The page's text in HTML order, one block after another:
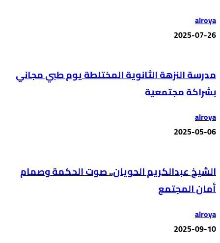
alroya
2025-07-26
مدرسة النزهة الثانوية المختلطة يوم طبي مجاني
بشراكة مجتمعية
alroya
2025-05-06
الشيخ عبدالكريم الحويان.. صوت الحكمة وصمام
أمان المجتمع
alroya
2025-09-10